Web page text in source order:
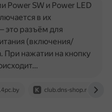
club.dns-shop.ru
Power SW и Power LED
в их
это разъём для
(включения/
нажатии на кнопку